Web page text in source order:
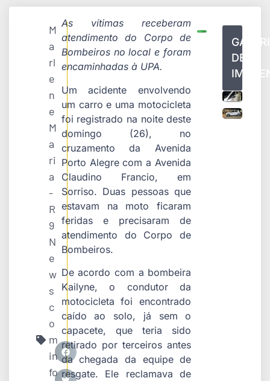
M
a
rl
e
n
e
M
a
ri
a
-
R
9
N
e
w
s
c
o
m
in
fo
As vítimas receberam
atendimento do Corpo de
Bombeiros no local e foram
encaminhadas à UPA.
Um acidente envolvendo
um carro e uma motocicleta
foi registrado na noite deste
domingo (26), no
cruzamento da Avenida
Porto Alegre com a Avenida
Claudino Francio, em
Sorriso. Duas pessoas que
estavam na moto ficaram
feridas e precisaram de
atendimento do Corpo de
Bombeiros.
De acordo com a bombeira
Kailyne, o condutor da
motocicleta foi encontrado
caído ao solo, já sem o
capacete, que teria sido
retirado por terceiros antes
da chegada da equipe de
resgate. Ele reclamava de
DE